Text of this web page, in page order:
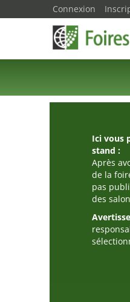
Ici vous
stand :
Après
de la
pas
des
Connexion